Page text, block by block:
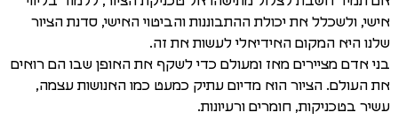
אישי, ולשכלל את יכולת ההתבוננות והביטוי האישי, סדנת הציור
שלנו היא המקום האידיאלי לעשות את זה.
בני אדם מציירים מאז ומעולם כדי לשקף את האופן שבו הם רואים
את העולם. הציור הוא מדיום עתיק כמעט כמו האנושות עצמה,
עשיר בטכניקות, חומרים ורעיונות.